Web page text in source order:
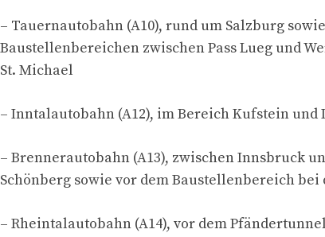
– Tauernautobahn (A10), rund um Salzburg
Baustellenbereichen zwischen Pass Lueg und
St. Michael
– Inntalautobahn (A12), im Bereich Kufstein und
– Brennerautobahn (A13), zwischen Innsbruck
Schönberg sowie vor dem Baustellenbereich bei
– Rheintalautobahn (A14), vor dem